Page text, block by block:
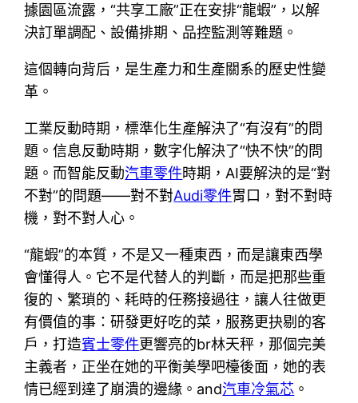
據園區流露，“共享工廠”正在安排“龍蝦”，以解
決訂單調配、設備排期、品控監測等難題。
這個轉向背后，是生產力和生產關系的歷史性變
革。
工業反動時期，標準化生產解決了“有沒有”的問
題。信息反動時期，數字化解決了“快不快”的問
題。而智能反動汽車零件時期，AI要解決的是“對
不對”的問題——對不對Audi零件胃口，對不對時
機，對不對人心。
“龍蝦”的本質，不是又一種東西，而是讓東西學
會懂得人。它不是代替人的判斷，而是把那些重
復的、繁瑣的、耗時的任務接過往，讓人往做更
有價值的事：研發更好吃的菜，服務更抉剔的客
戶，打造賓士零件更響亮的br林天秤，那個完美
主義者，正坐在她的平衡美學吧檯後面，她的表
情已經到達了崩潰的邊緣。and汽車冷氣芯 。